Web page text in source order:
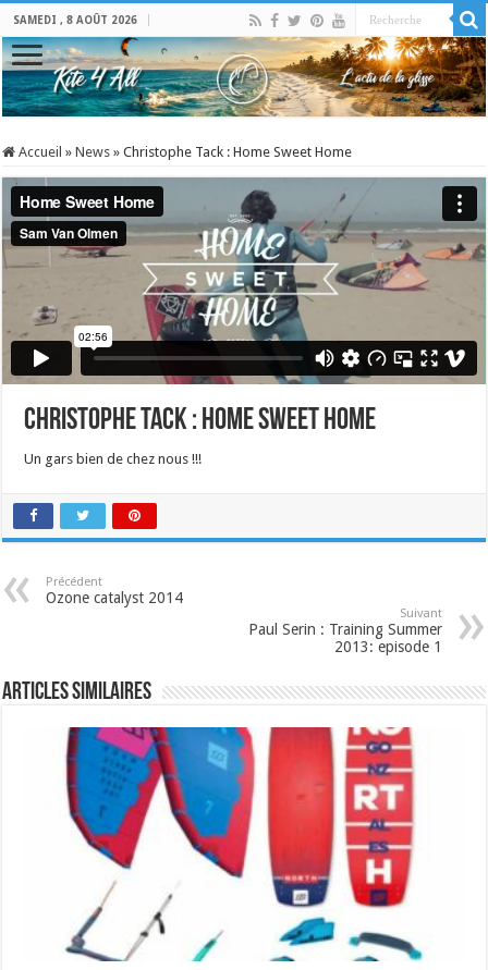
SAMEDI , 8 AOÛT 2026
Accueil » News » Christophe Tack : Home Sweet Home
Christophe Tack : Home Sweet Home
Un gars bien de chez nous !!!
Précédent
Ozone catalyst 2014
Suivant
Paul Serin : Training Summer
2013: episode 1
Articles similaires